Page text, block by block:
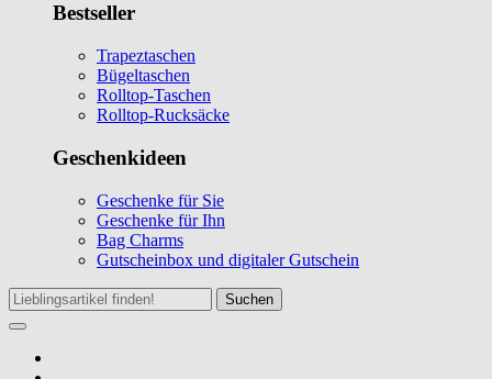
Bestseller
Trapeztaschen
Bügeltaschen
Rolltop-Taschen
Rolltop-Rucksäcke
Geschenkideen
Geschenke für Sie
Geschenke für Ihn
Bag Charms
Gutscheinbox und digitaler Gutschein
Suchen